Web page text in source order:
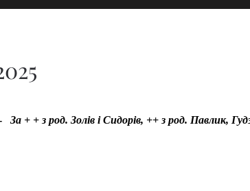
За + + з род. Золів і Сидорів, ++ з род. Павлик,